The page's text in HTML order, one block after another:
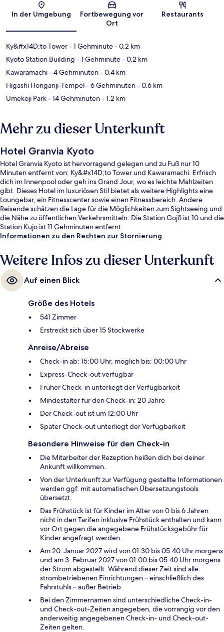
In der Umgebung
Fortbewegung vor
Ort
Restaurants
Ky&#x14D;to Tower- 1 Gehminute- 0.2 km
Kyoto Station Building - 1 Gehminute- 0.2 km
Kawaramachi- 4 Gehminuten- 0.4 km
Higashi Honganji-Tempel- 6 Gehminuten- 0.6 km
Umekoji Park- 14 Gehminuten- 1.2 km
Mehr zu dieser Unterkunft
Hotel Granvia Kyoto
Hotel Granvia Kyoto ist hervorragend gelegen und zu Fuß nur 10
Minuten entfernt von: Ky&#x14D;to Tower und Kawaramachi. Erfrisch
dich im Innenpool oder geh ins Grand Jour, wo es leichte Mahlzeiten
gibt. Dieses Hotel im luxuriösen Stil bietet als weitere Highlights eine
Loungebar, ein Fitnesscenter sowie einen Fitnessbereich. Andere
Reisende schätzen die Lage für die Möglichkeiten zum Sightseeing und
die Nähe zu öffentlichen Verkehrsmitteln: Die Station Gojō ist 10 und die
Station Kujo ist 11 Gehminuten entfernt.
Informationen zu den Rechten zur Stornierung
Weitere Infos zu dieser Unterkunft
Auf einen Blick
Größe des Hotels
541 Zimmer
Erstreckt sich über 15 Stockwerke
Anreise/Abreise
Check-in ab: 15:00 Uhr, möglich bis: 00:00 Uhr
Express-Check-out verfügbar
Früher Check-in unterliegt der Verfügbarkeit
Mindestalter für den Check-in: 20 Jahre
Der Check-out ist um 12:00 Uhr
Später Check-out unterliegt der Verfügbarkeit
Besondere Hinweise für den Check-in
Die Mitarbeiter der Rezeption heißen dich bei deiner
Ankunft willkommen.
Von der Unterkunft zur Verfügung gestellte Informationen
werden ggf. mit automatischen Übersetzungstools
übersetzt.
Das Frühstück ist für Kinder im Alter von 0 bis 6 Jahren
nicht in den Tarifen inklusive Frühstück enthalten und kann
vor Ort gegen die angegebene Frühstücksgebühr für
Kinder angefragt werden.
Am 20. Januar 2027 wird von 01:30 bis 05:40 Uhr morgens
und am 3. Februar 2027 von 01:00 bis 05:40 Uhr morgens
der Strom abgestellt. Während dieser Zeit sind alle
strombetriebenen Einrichtungen – einschließlich des
Fahrstuhls – außer Betrieb.
Bei den Zimmernamen sind unterschiedliche Check-in-
und Check-out-Zeiten angegeben, die vorrangig vor den
anderweitig angegebenen Check-in- und Check-out-
Zeiten gelten.